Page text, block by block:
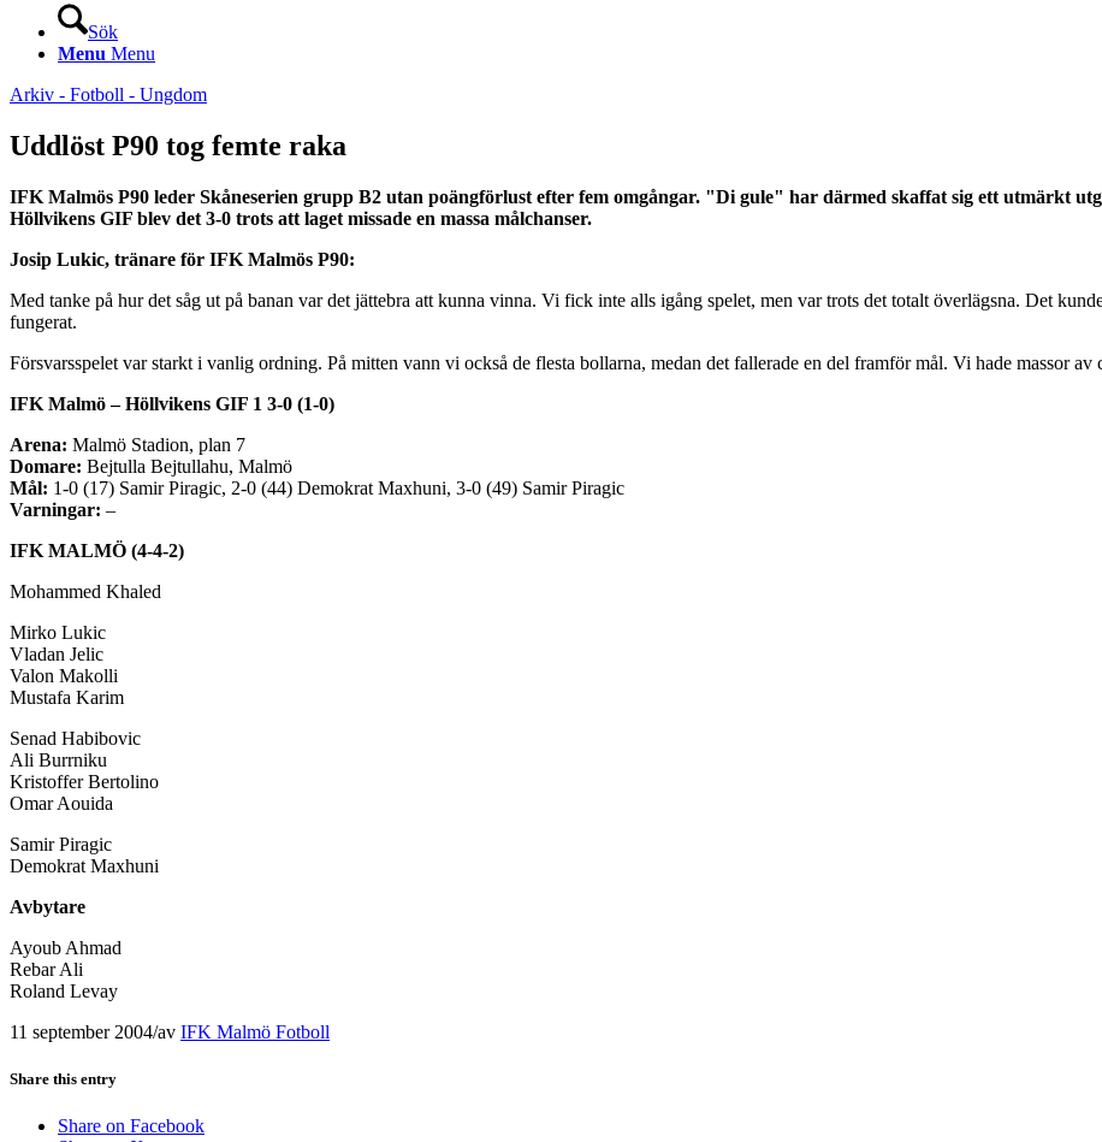
Sök
Menu Menu
Arkiv - Fotboll - Ungdom
Uddlöst P90 tog femte raka
IFK Malmös P90 leder Skåneserien grupp B2 utan poängförlust efter fem omgångar. "Di gule" har därmed skaffat sig ett utmärkt
Höllvikens GIF blev det 3-0 trots att laget missade en massa målchanser.
Josip Lukic, tränare för IFK Malmös P90:
Med tanke på hur det såg ut på banan var det jättebra att kunna vinna. Vi fick inte alls igång spelet, men var trots det totalt överlägsna. Det
fungerat.
Försvarsspelet var starkt i vanlig ordning. På mitten vann vi också de flesta bollarna, medan det fallerade en del framför mål. Vi hade massor
IFK Malmö – Höllvikens GIF 1 3-0 (1-0)
Arena: Malmö Stadion, plan 7
Domare: Bejtulla Bejtullahu, Malmö
Mål: 1-0 (17) Samir Piragic, 2-0 (44) Demokrat Maxhuni, 3-0 (49) Samir Piragic
Varningar: –
IFK MALMÖ (4-4-2)
Mohammed Khaled
Mirko Lukic
Vladan Jelic
Valon Makolli
Mustafa Karim
Senad Habibovic
Ali Burrniku
Kristoffer Bertolino
Omar Aouida
Samir Piragic
Demokrat Maxhuni
Avbytare
Ayoub Ahmad
Rebar Ali
Roland Levay
11 september 2004/av IFK Malmö Fotboll
Share this entry
Share on Facebook